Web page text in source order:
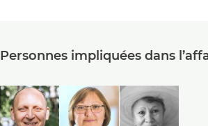
Personnes impliquées dans